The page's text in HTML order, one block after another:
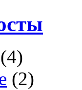
(4)
(2)